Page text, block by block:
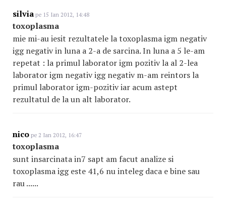
silvia pe 15 Ian 2012, 14:48
toxoplasma
mie mi-au iesit rezultatele la toxoplasma igm negativ
igg negativ in luna a 2-a de sarcina. In luna a 5 le-am
repetat : la primul laborator igm pozitiv la al 2-lea
laborator igm negativ igg negativ m-am reintors la
primul laborator igm-pozitiv iar acum astept
rezultatul de la un alt laborator.
nico pe 2 Ian 2012, 16:47
toxoplasma
sunt insarcinata in7 sapt am facut analize si
toxoplasma igg este 41,6 nu inteleg daca e bine sau
rau ......